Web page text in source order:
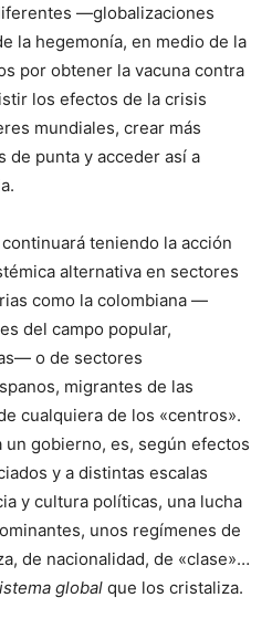
—globalizaciones
la hegemonía, en medio de la
por obtener la vacuna contra
los efectos de la crisis
mundiales, crear más
de punta y acceder así a
teniendo la acción
alternativa en sectores
como la colombiana —
del campo popular,
o de sectores
migrantes de las
cualquiera de los «centros».
un gobierno, es, según efectos
y a distintas escalas
y cultura políticas, una lucha
unos regímenes de
de nacionalidad, de «clase»…
global que los cristaliza.